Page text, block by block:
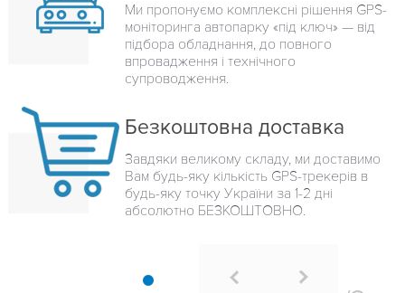
Ми пропонуємо комплексні рішення GPS-
моніторинга автопарку «під ключ» — від
підбора обладнання, до повного
впровадження і технічного
супроводження.
Безкоштовна доставка
Завдяки великому складу, ми доставимо
Вам будь-яку кількість GPS-трекерів в
будь-яку точку України за 1-2 дні
абсолютно БЕЗКОШТОВНО.